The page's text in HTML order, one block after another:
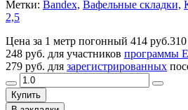
Метки: Bandex, Вафельные складки,
2,5
Цена за 1 метр погонный 414 руб.
248 руб. для участников программы
279 руб. для зарегистрированных
Купить